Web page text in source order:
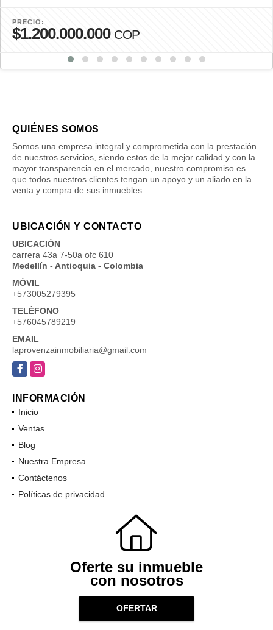
PRECIO:
$1.200.000.000 COP
QUIÉNES SOMOS
Somos una empresa integral y comprometida con la prestación
de nuestros servicios, siendo estos de la mejor calidad y con la
mayor transparencia en el mercado, nuestro compromiso es
que todos nuestros clientes tengan un apoyo y un aliado en la
venta y compra de sus inmuebles.
UBICACIÓN Y CONTACTO
UBICACIÓN
carrera 43a 7-50a ofc 610
Medellín - Antioquia - Colombia
MÓVIL
+573005279395
TELÉFONO
+576045789219
EMAIL
laprovenzainmobiliaria@gmail.com
FacebookInstagram
INFORMACIÓN
Inicio
Ventas
Blog
Nuestra Empresa
Contáctenos
Políticas de privacidad
Oferte su inmueble
con nosotros
OFERTAR